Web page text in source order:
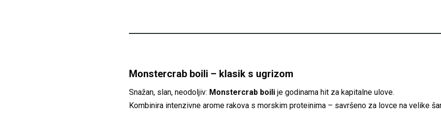
Monstercrab boili – klasik s ugrizom
Snažan, slan, neodoljiv: Monstercrab boili je godinama hit za kapitalne ulove.
Kombinira intenzivne arome rakova s morskim proteinima – savršeno za lovce na velike